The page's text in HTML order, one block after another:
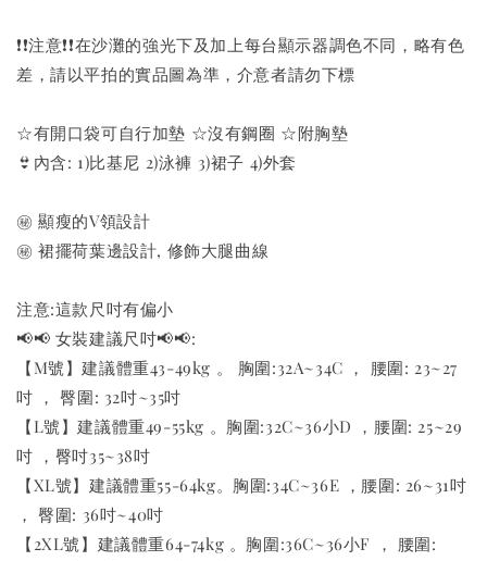
❗️❗️注意❗️❗️在沙灘的強光下及加上每台顯示器調色不同，略有色
差，請以平拍的實品圖為準，介意者請勿下標
☆有開口袋可自行加墊 ☆沒有鋼圈 ☆附胸墊
👙內含: 1)比基尼 2)泳褲 3)裙子 4)外套
㊙️ 顯瘦的V領設計
㊙️ 裙擺荷葉邊設計, 修飾大腿曲線
注意:這款尺吋有偏小
📢📢 女裝建議尺吋📢📢:
【M號】建議體重43-49kg 。 胸圍:32A~34C ， 腰圍: 23~27
吋 ， 臀圍: 32吋~35吋
【L號】建議體重49-55kg 。胸圍:32C~36小D ，腰圍: 25~29
吋 ，臀吋35~38吋
【XL號】建議體重55-64kg。胸圍:34C~36E ，腰圍: 26~31吋
， 臀圍: 36吋~40吋
【2XL號】建議體重64-74kg 。胸圍:36C~36小F ， 腰圍: